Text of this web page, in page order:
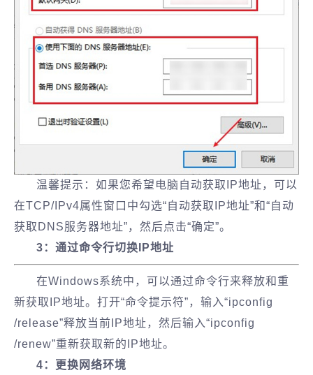
温馨提示：如果您希望电脑自动获取IP地址，可以
在TCP/IPv4属性窗口中勾选“自动获取IP地址”和“自动
获取DNS服务器地址”，然后点击“确定”。
3：通过命令行切换IP地址
在Windows系统中，可以通过命令行来释放和重
新获取IP地址。打开“命令提示符”，输入“ipconfig
/release”释放当前IP地址，然后输入“ipconfig
/renew”重新获取新的IP地址。
4：
更换网络环境